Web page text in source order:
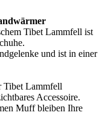
Tibet Lammfell ist
und ist in einer
Tibet Lammfell
Accessoire.
Muff bleiben Ihre